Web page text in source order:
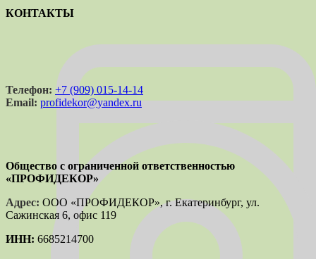
КОНТАКТЫ
Телефон: +7 (909) 015-14-14
Email: profidekor@yandex.ru
Общество с ограниченной ответственностью
«ПРОФИДЕКОР»
Адрес: ООО «ПРОФИДЕКОР», г. Екатеринбург, ул.
Сажинская 6, офис 119
ИНН: 6685214700